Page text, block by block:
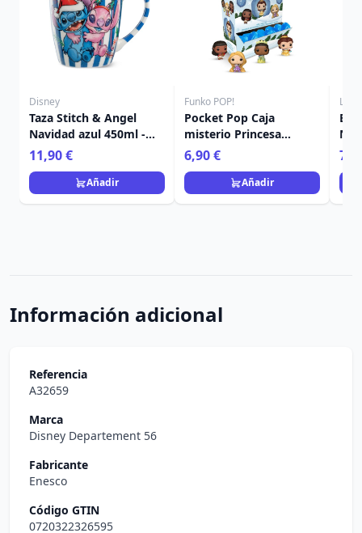
Disney
Taza Stitch & Angel
Navidad azul 450ml -
Egan Disney Home
11,90 €
Añadir
Funko POP!
Pocket Pop Caja
misterio Princesa
Navidad - Disney
6,90 €
Añadir
Información adicional
Referencia
A32659
Marca
Disney Departement 56
Fabricante
Enesco
Código GTIN
0720322326595